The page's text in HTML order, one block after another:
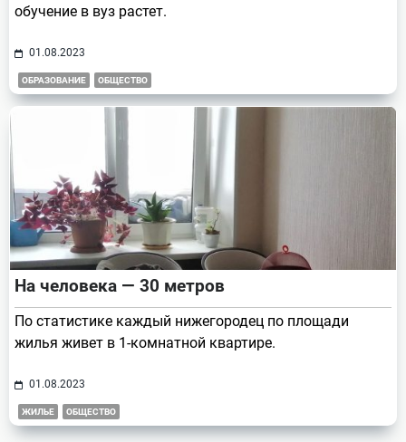
обучение в вуз растет.
01.08.2023
ОБРАЗОВАНИЕ ОБЩЕСТВО
На человека — 30 метров
По статистике каждый нижегородец по площади
жилья живет в 1-комнатной квартире.
01.08.2023
ЖИЛЬЕ ОБЩЕСТВО